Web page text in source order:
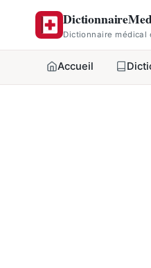
Dictionnaire médical
Accueil